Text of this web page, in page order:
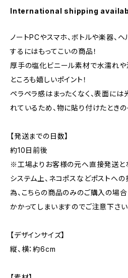
International shipping
ノートPCやスマホ、ボトルや楽器、
するにはもってこいの商品！
厚手の塩化ビニール素材で水濡れや
ところも嬉しいポイント！
ペラペラ感はまったくなく、表面に
れているため、物に貼り付けたときの
【発送までの日数】
約10日前後
※工場よりお客様の元へ直接発送と
システム上、ネコポスなどポストへ
為、こちらの商品のみのご購入の場
かかってしまいますのでご注意下さい
【デザインサイズ】
縦、横：約6cm